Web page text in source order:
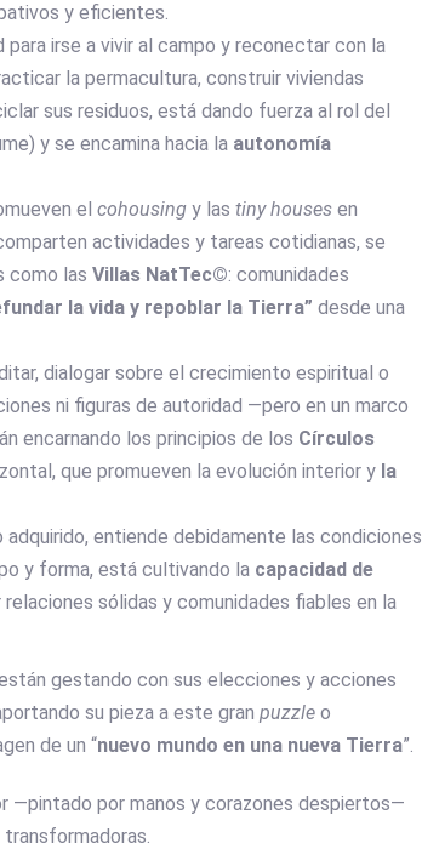
y eficientes.
para irse a vivir al campo y reconectar con la
la permacultura, construir viviendas
sus residuos, está dando fuerza al rol del
y se encamina hacia la autonomía
el cohousing y las tiny houses en
actividades y tareas cotidianas, se
como las Villas NatTec©: comunidades
la vida y repoblar la Tierra” desde una
dialogar sobre el crecimiento espiritual o
ni figuras de autoridad —pero en un marco
encarnando los principios de los Círculos
que promueven la evolución interior y la
entiende debidamente las condiciones
y forma, está cultivando la capacidad de
sólidas y comunidades fiables en la
gestando con sus elecciones y acciones
su pieza a este gran puzzle o
de un “nuevo mundo en una nueva Tierra”.
—pintado por manos y corazones despiertos—